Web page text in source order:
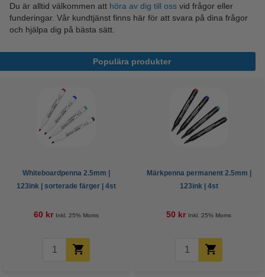
Du är alltid välkommen att höra av dig till oss vid frågor eller
funderingar. Vår kundtjänst finns här för att svara på dina frågor
och hjälpa dig på bästa sätt.
Populära produkter
Whiteboardpenna 2.5mm |
123ink | sorterade färger | 4st
60 kr Inkl. 25% Moms
Märkpenna permanent 2.5mm |
123ink | 4st
50 kr Inkl. 25% Moms